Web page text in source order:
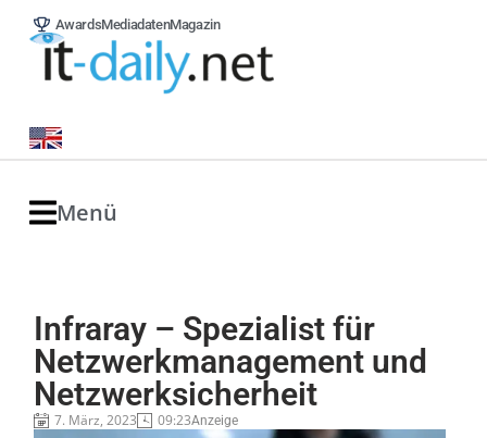
AwardsMediadatenMagazin
Menü
Infraray – Spezialist für
Netzwerkmanagement und
Netzwerksicherheit
7. März, 2023 09:23Anzeige